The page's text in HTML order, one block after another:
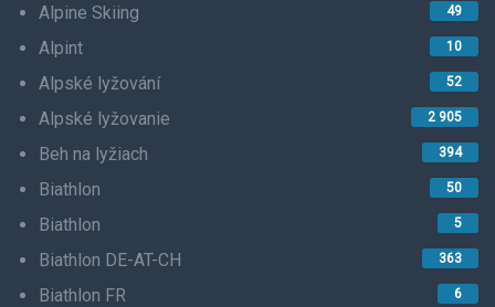
Alpine Skiing 49
Alpint 10
Alpské lyžování 52
Alpské lyžovanie 2 905
Beh na lyžiach 394
Biathlon 50
Biathlon 5
Biathlon DE-AT-CH 363
Biathlon FR 6